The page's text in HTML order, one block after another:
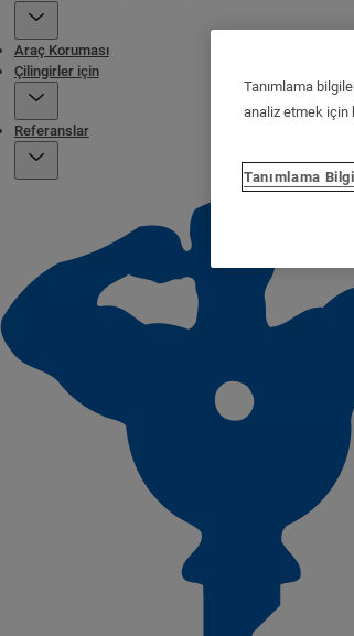
Araç Koruması
Çilingirler için
Referanslar
Tanımlama
analiz etmek için
Tanımlama